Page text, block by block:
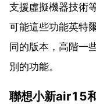
支援虛擬機器技術
可能這些功能英特
同的版本，高階一
別的功能。
聯想小新air15